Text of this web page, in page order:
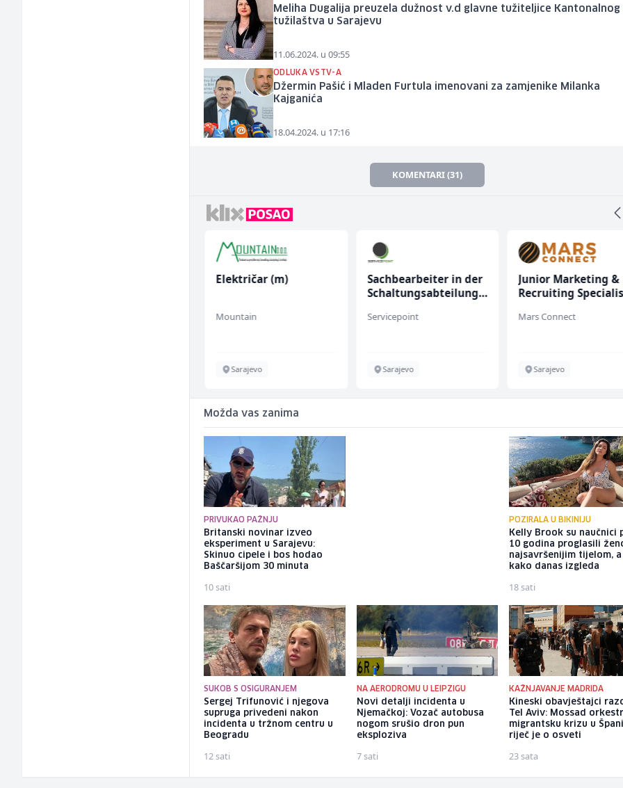
Meliha Dugalija preuzela dužnost v.d glavne tužiteljice Kantonalnog
tužilaštva u Sarajevu
11.06.2024. u 09:55
ODLUKA VSTV-A
Džermin Pašić i Mladen Furtula imenovani za zamjenike Milanka
Kajganića
18.04.2024. u 17:16
KOMENTARI (31)
Električar (m)
Mountain
Sarajevo
Sachbearbeiter in der
Schaltungsabteilung
Servicepoint
Sarajevo
Junior Marketing &
Recruiting
Mars Connect
Sarajevo
Možda vas zanima
PRIVUKAO PAŽNJU
Britanski novinar izveo
eksperiment u Sarajevu:
Skinuo cipele i bos hodao
Baščaršijom 30 minuta
10 sati
POZIRALA U BIKINIJU
Kelly Brook su naučnici
10 godina proglasili
najsavršenijim tijelom,
kako danas izgleda
18 sati
SUKOB S OSIGURANJEM
Sergej Trifunović i njegova
supruga privedeni nakon
incidenta u tržnom centru u
Beogradu
12 sati
NA AERODROMU U LEIPZIGU
Novi detalji incidenta u
Njemačkoj: Vozač autobusa
nogom srušio dron pun
eksploziva
7 sati
KAŽNJAVANJE MADRIDA
Kineski obavještajci
Tel Aviv: Mossad
migrantsku krizu u
riječ je o osveti
23 sata